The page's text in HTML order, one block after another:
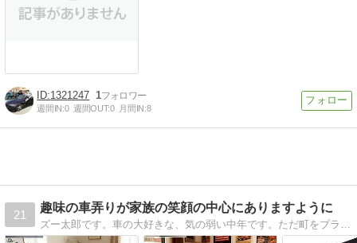
1321247 1
週間IN:0 週間OUT:0 月間IN:8
21
趣味の車弄りが家族の笑顔の中心にありますように
ズー太郎です。車の大好きな、気の弱い中年です。ただ町をブラブラ運転しています。よろしくお願いします。